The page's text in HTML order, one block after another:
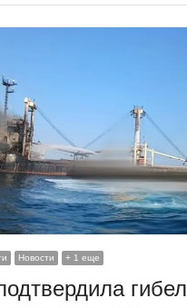
Новости + 1 еще